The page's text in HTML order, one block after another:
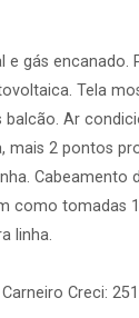
e gás encanado.
Tela
Ar
mais 2 pontos
Cabeamento
como tomadas
linha.
Creci: